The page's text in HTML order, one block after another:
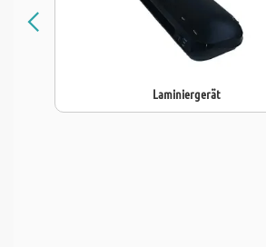
Laminiergerät